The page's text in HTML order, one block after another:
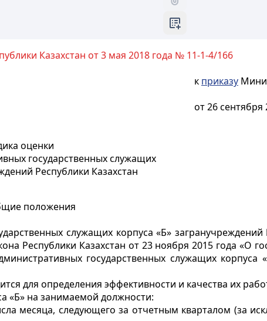
Казахстан от 3 мая 2018 года № 11-1-4/166
к приказу
от 26
оценки
государственных служащих
Республики Казахстан
положения
служащих корпуса «Б» загранучреждений
Республики Казахстан от 23 ноября 2015 года «О
государственных служащих корпуса
для определения эффективности и качества их
«Б» на занимаемой должности:
месяца, следующего за отчетным кварталом (за